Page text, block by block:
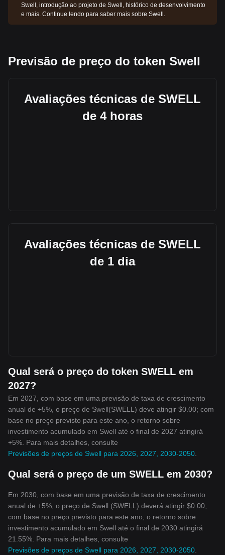
Swell, introdução ao projeto de Swell, histórico de desenvolvimento
e mais. Continue lendo para saber mais sobre Swell.
Previsão de preço do token Swell
Avaliações técnicas de SWELL
de 4 horas
Avaliações técnicas de SWELL
de 1 dia
Qual será o preço do token SWELL em
2027?
Em 2027, com base em uma previsão de taxa de crescimento
anual de +5%, o preço de Swell(SWELL) deve atingir $0.00; com
base no preço previsto para este ano, o retorno sobre
investimento acumulado em Swell até o final de 2027 atingirá
+5%. Para mais detalhes, consulte
Previsões de preços de Swell para 2026, 2027, 2030-2050
Qual será o preço de um SWELL em 2030?
Em 2030, com base em uma previsão de taxa de crescimento
anual de +5%, o preço de Swell (SWELL) deverá atingir $0.00;
com base no preço previsto para este ano, o retorno sobre
investimento acumulado em Swell até o final de 2030 atingirá
21.55%. Para mais detalhes, consulte
Previsões de preços de Swell para 2026, 2027, 2030-2050